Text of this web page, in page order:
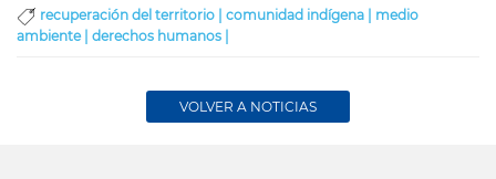
recuperación del territorio | comunidad indígena | medio
ambiente | derechos humanos |
VOLVER A NOTICIAS